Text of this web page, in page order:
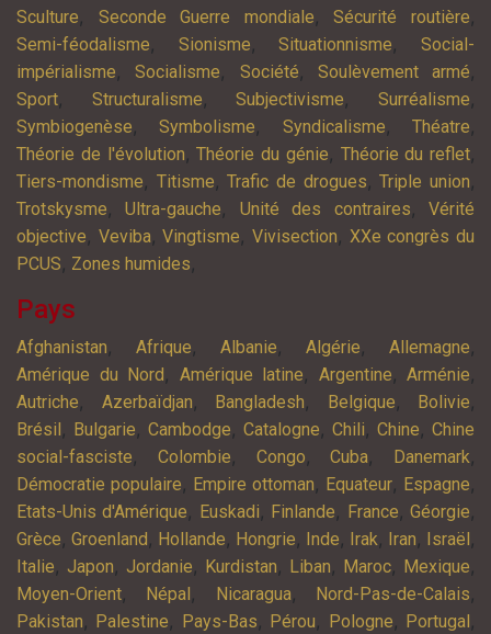
Sculture, Seconde Guerre mondiale,Sécurité routière,
Semi-féodalisme, Sionisme,Situationnisme,Social-
impérialisme,Socialisme, Société, Soulèvement armé,
Sport, Structuralisme,Subjectivisme,Surréalisme,
Symbiogenèse,Symbolisme, Syndicalisme,Théatre,
Théorie de l'évolution,Théorie du génie, Théorie du reflet,
Tiers-mondisme, Titisme,Trafic de drogues,Triple union,
Trotskysme,Ultra-gauche, Unité des contraires,Vérité
objective, Veviba,Vingtisme,Vivisection, XXe congrès du
PCUS, Zones humides,
Pays
Afghanistan, Afrique, Albanie, Algérie, Allemagne,
Amérique du Nord , Amérique latine, Argentine, Arménie,
Autriche, Azerbaïdjan, Bangladesh, Belgique, Bolivie,
Brésil , Bulgarie, Cambodge, Catalogne, Chili, Chine, Chine
social-fasciste, Colombie, Congo,Cuba, Danemark,
Démocratie populaire, Empire ottoman, Equateur, Espagne,
Etats-Unis d'Amérique, Euskadi, Finlande, France,Géorgie,
Grèce, Groenland , Hollande, Hongrie, Inde, Irak, Iran, Israël ,
Italie, Japon, Jordanie, Kurdistan, Liban, Maroc, Mexique,
Moyen-Orient, Népal , Nicaragua, Nord-Pas-de-Calais,
Pakistan, Palestine, Pays-Bas, Pérou, Pologne, Portugal ,